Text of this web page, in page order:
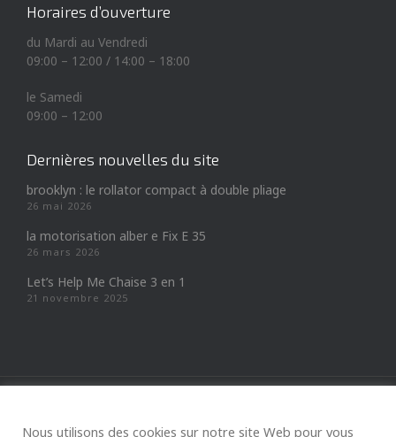
Horaires d’ouverture
du Mardi au Vendredi
09:00 – 12:00 / 14:00 – 18:00
le Samedi
09:00 – 12:00
Dernières nouvelles du site
brooklyn : le rollator compact à double pliage
26 mai 2026
la motorisation alber e Fix E 35
26 mars 2026
Let’s Help Me Chaise 3 en 1
21 novembre 2025
Nous utilisons des cookies sur notre site Web pour vous